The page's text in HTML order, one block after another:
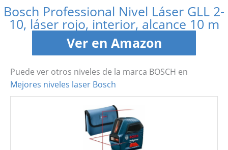
Bosch Professional Nivel Láser GLL 2-
10, láser rojo, interior, alcance 10 m
Ver en Amazon
Puede ver otros niveles de la marca BOSCH en
Mejores niveles laser Bosch